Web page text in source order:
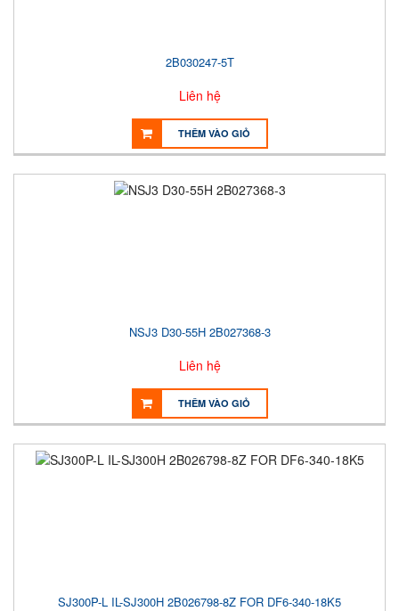
2B030247-5T
Liên hệ
THÊM VÀO GIỎ
NSJ3 D30-55H 2B027368-3
Liên hệ
THÊM VÀO GIỎ
SJ300P-L IL-SJ300H 2B026798-8Z FOR DF6-340-18K5